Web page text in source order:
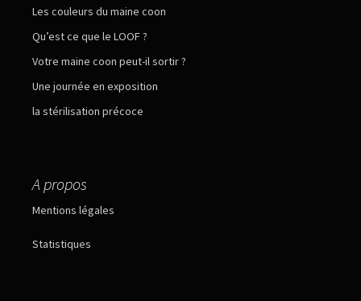
Les couleurs du maine coon
Qu’est ce que le LOOF ?
Votre maine coon peut-il sortir ?
Une journée en exposition
la stérilisation précoce
A propos
Mentions légales
Statistiques